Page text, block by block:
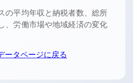
の平均年収と納税者数、総所
、労働市場や地域経済の変化
ータページに戻る